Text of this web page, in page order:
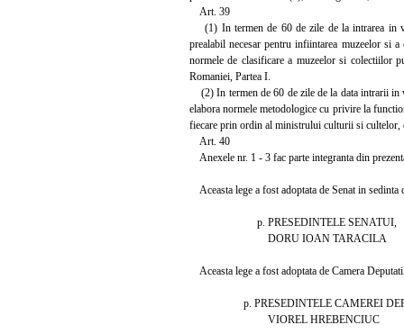
Art. 39
(1) In termen de 60 de zile de la intrarea in
prealabil necesar pentru infiintarea muzeelor si
normele de clasificare a muzeelor si
Romaniei, Partea I.
(2) In termen de 60 de zile de la data intrarii
elabora normele metodologice cu privire la
fiecare prin ordin al ministrului culturii si
Art. 40
Anexele nr. 1 - 3 fac parte integranta din
Aceasta lege a fost adoptata de Senat in
p. PRESEDINTELE SENATUI,
DORU IOAN TARACILA
Aceasta lege a fost adoptata de Camera
p. PRESEDINTELE CAMEREI
VIOREL HREBENCIUC